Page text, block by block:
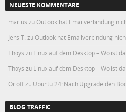
NEUESTE KOMMENTARE
marius zu Outlook hat Emailverbindung
Jens T. zu Outlook hat Emailverbindung
Thoys zu Linux auf dem Desktop – Wo ist
Thoys zu Linux auf dem Desktop – Wo ist
Orloffzu Ubuntu 24: Nach Upgrade den
BLOG TRAFFIC